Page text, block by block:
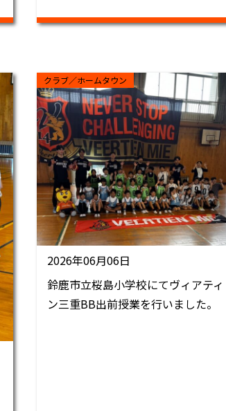
クラブ／ホームタウン
2026年06月06日
鈴鹿市立桜島小学校にてヴィアティ
ン三重BB出前授業を行いました。